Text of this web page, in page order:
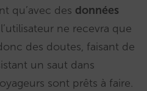
qu’avec des données
ne recevra que
des doutes, faisant de
un saut dans
sont prêts à faire.